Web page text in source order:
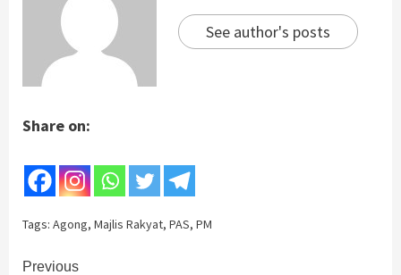
See author's posts
Share on:
Tags: Agong, Majlis Rakyat, PAS, PM
Previous